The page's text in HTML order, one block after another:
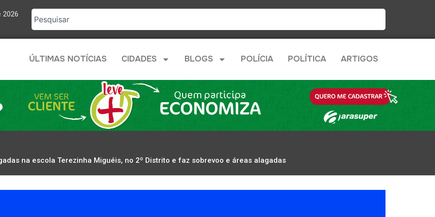
2026
ÚLTIMAS NOTÍCIAS CIDADES BLOGS POLÍCIA POLÍTICA ARTIGOS
na escola Terezinha Miguéis, no 2º Distrito e faz sobrevoo e áreas alagadas